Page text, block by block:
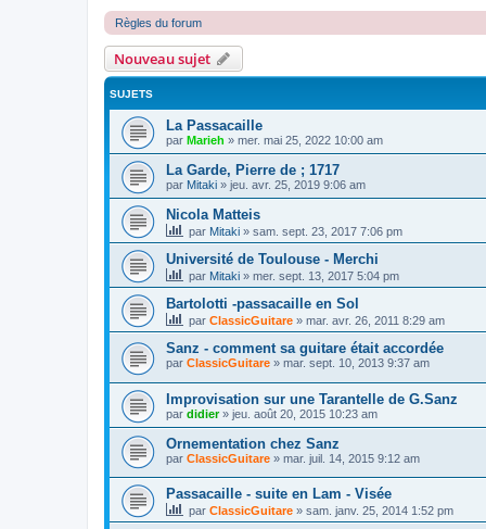
Règles du forum
Nouveau sujet
SUJETS
La Passacaille
par Marieh » mer. mai 25, 2022 10:00 am
La Garde, Pierre de ; 1717
par Mitaki » jeu. avr. 25, 2019 9:06 am
Nicola Matteis
par Mitaki » sam. sept. 23, 2017 7:06 pm
Université de Toulouse - Merchi
par Mitaki » mer. sept. 13, 2017 5:04 pm
Bartolotti -passacaille en Sol
par ClassicGuitare » mar. avr. 26, 2011 8:29 am
Sanz - comment sa guitare était accordée
par ClassicGuitare » mar. sept. 10, 2013 9:37 am
Improvisation sur une Tarantelle de G.Sanz
par didier» jeu. août 20, 2015 10:23 am
Ornementation chez Sanz
par ClassicGuitare » mar. juil. 14, 2015 9:12 am
Passacaille - suite en Lam - Visée
par ClassicGuitare » sam. janv. 25, 2014 1:52 pm